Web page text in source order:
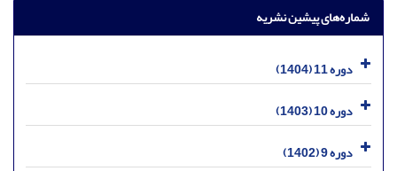
شماره‌های پیشین نشریه
دوره 11 (1404)
دوره 10 (1403)
دوره 9 (1402)